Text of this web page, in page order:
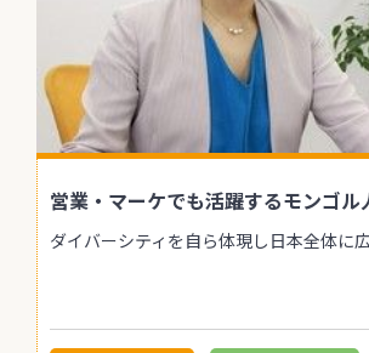
営業・マーケでも活躍するモンゴル
ダイバーシティを自ら体現し日本全体に